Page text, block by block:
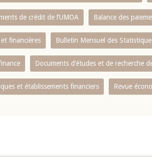
de crédit de l‘UMOA Balance des
financières Bulletin Mensuel des
Documents d’études et de recherche
et établissements financiers Revue